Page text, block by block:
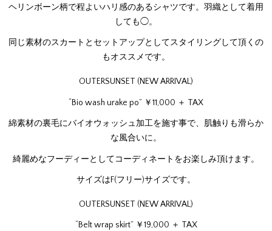
ヘリンボーン柄で程よいハリ感のあるシャツです。羽織として着用
しても◯。
同じ素材のスカートとセットアップとしてスタイリングして頂くの
もオススメです。
OUTERSUNSET (NEW ARRIVAL)
“Bio wash urake po” ￥11,000 ＋ TAX
綿素材の裏毛にバイオウォッシュ加工を施す事で、肌触りも滑らか
な風合いに。
綺麗めなフーディーとしてコーディネートをお楽しみ頂けます。
サイズはF(フリー)サイズです。
OUTERSUNSET (NEW ARRIVAL)
“Belt wrap skirt” ￥19,000 ＋ TAX